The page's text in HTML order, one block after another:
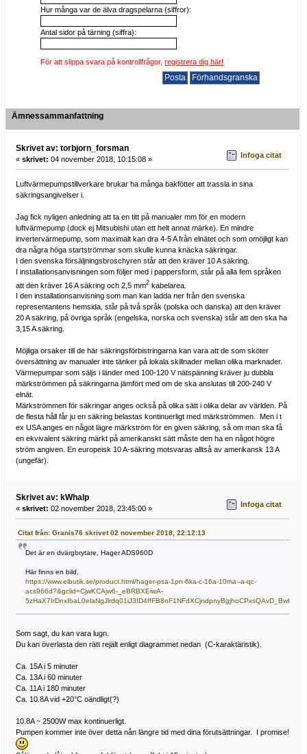
Hur många var de älva dragspelarna (siffror):
Antal sidor på tärning (siffra):
För att slippa svara på kontrollfrågor,registrera dig här!
Ämnessammanfattning
Skrivet av: torbjorn_forsman
« skrivet: 04 november 2018, 10:15:08 » Infoga citat
Luftvärmepumpstillverkare brukar ha många bakfötter att trassla in sina
säkringsangivelser i.
Jag fick nyligen anledning att ta en titt på manualer mm för en modern
luftvärmepump (dock ej Mitsubishi utan ett helt annat märke). En mindre
invertervärmepump, som maximalt kan dra 4-5 A från elnätet och som omöjligt kan
dra några höga startströmmar som skulle kunna knäcka säkringar.
I den svenska försäljningsbroschyren står att den kräver 10 A säkring.
I installationsanvisningen som följer med i pappersform, står på alla fem språken
att den kräver 16 A säkring och 2,5 mm2kabelarea.
I den installationsanvisning som man kan ladda ner från den svenska
representantens hemsida, står på två språk (polska och danska) att den kräver
20 A säkring, på övriga språk (engelska, norska och svenska) står att den ska ha
3,15 A säkring.
Möjliga orsaker till de här säkringsförbistringarna kan vara att de som sköter
översättning av manualer inte tänker på lokala skillnader mellan olika marknader.
Värmepumpar som säljs i länder med 100-120 V nätspänning kräver ju dubbla
märkströmmen på säkringarna jämfört med om de ska anslutas till 200-240 V
elnät.
Märkströmmen för säkringar anges också på olika sätt i olika delar av världen. På
de flesta håll får ju en säkring belastas kontinuerligt med märkströmmen. Men i t
ex USA anges en något lägre märkström för en given säkring, så om man ska få
en ekvivalent säkring märkt på amerikanskt sätt måste den ha en något högre
ström angiven. En europeisk 10 A-säkring motsvaras alltså av amerikansk 13 A
(ungefär).
Skrivet av: kWhalp
« skrivet: 02 november 2018, 23:45:00 » Infoga citat
Citat från: Granis76 skrivet 02 november 2018, 22:12:13
Det är en dvärgbrytare, Hager ADS960D
Här finns en bild,
https://www.elbutik.se/product.html/hager-psa-1pn-6ka-c-16a-10ma--a-qc-
acs966d?&gclid=CjwKCAjw6-_eBRBXEiwA-
5zHaX7IrDnxIbaL0elaNgJlrdq01iJ3ID4ffFB8nF1NFdXCjndpnyBgjhoCPxsQAvD_BwE
Som sagt, du kan vara lugn.
Du kan överlasta den rätt rejält enligt diagrammet nedan (C-karaktäristik).
Ca. 15A i 5 minuter
Ca. 13A i 60 minuter
Ca. 11A i 180 minuter
Ca. 10.8A vid +20°C oändligt(?)
10.8A ~ 2500W max kontinuerligt.
Pumpen kommer inte över detta nån längre tid med dina förutsättningar. I promise!